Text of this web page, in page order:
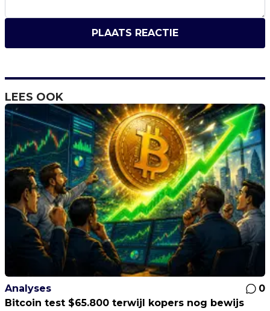
PLAATS REACTIE
LEES OOK
Analyses
0
Bitcoin test $65.800 terwijl kopers nog bewijs